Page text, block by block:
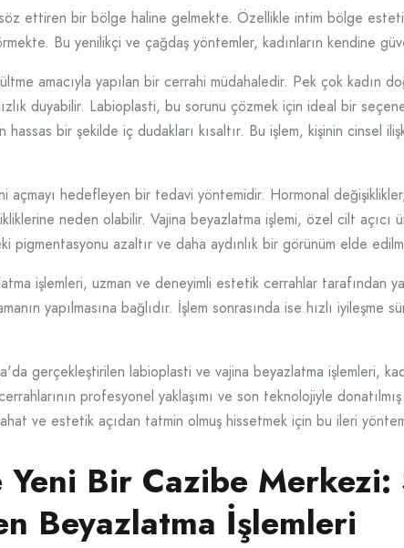
ettiren bir bölge haline gelmekte. Özellikle intim bölge
Bu yenilikçi ve çağdaş yöntemler, kadınların kendine
amacıyla yapılan bir cerrahi müdahaledir. Pek çok kadın
duyabilir. Labioplasti, bu sorunu çözmek için ideal bir
bir şekilde iç dudakları kısaltır. Bu işlem, kişinin cinsel
açmayı hedefleyen bir tedavi yöntemidir. Hormonal
neden olabilir. Vajina beyazlatma işlemi, özel cilt açıcı
azaltır ve daha aydınlık bir görünüm elde
işlemleri, uzman ve deneyimli estetik cerrahlar tarafından
yapılmasına bağlıdır. İşlem sonrasında ise hızlı iyileşme
gerçekleştirilen labioplasti ve vajina beyazlatma işlemleri,
profesyonel yaklaşımı ve son teknolojiyle
ve estetik açıdan tatmin olmuş hissetmek için bu ileri
Bir Cazibe Merkezi:
Beyazlatma İşlemleri